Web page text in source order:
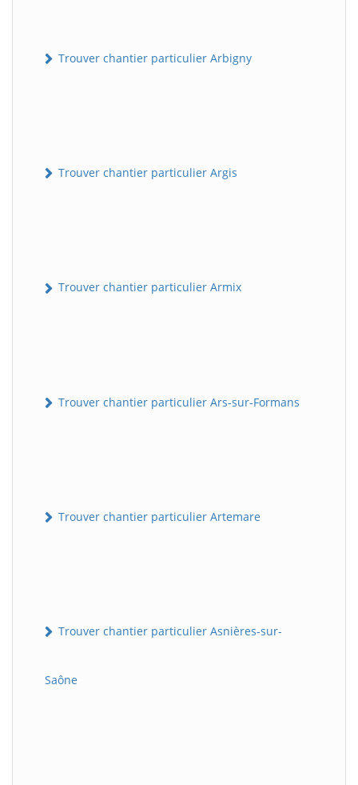
Trouver chantier particulier Arbigny
Trouver chantier particulier Argis
Trouver chantier particulier Armix
Trouver chantier particulier Ars-sur-Formans
Trouver chantier particulier Artemare
Trouver chantier particulier Asnières-sur-
Saône